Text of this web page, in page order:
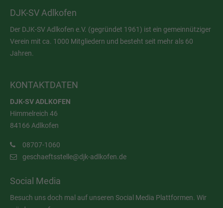
DJK-SV Adlkofen
Der DJK-SV Adlkofen e.V. (gegründet 1961) ist ein gemeinnütziger
Verein mit ca. 1000 Mitgliedern und besteht seit mehr als 60
Jahren.
KONTAKTDATEN
DJK-SV ADLKOFEN
Himmelreich 46
84166 Adlkofen
08707-1060
geschaeftsstelle@djk-adlkofen.de
Social Media
Besuch uns doch mal auf unseren Social Media Plattformen. Wir